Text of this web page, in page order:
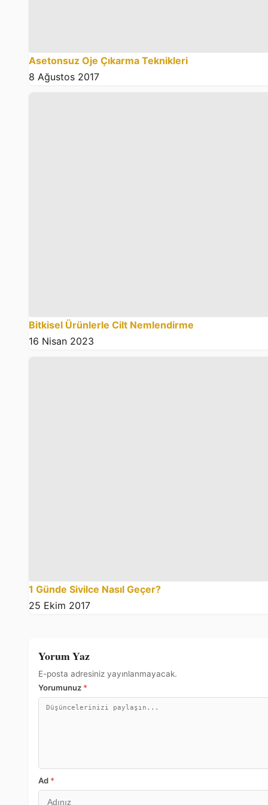
Asetonsuz Oje Çıkarma Teknikleri
8 Ağustos 2017
Bitkisel Ürünlerle Cilt Nemlendirme
16 Nisan 2023
1 Günde Sivilce Nasıl Geçer?
25 Ekim 2017
Yorum Yaz
E-posta adresiniz yayınlanmayacak.
Yorumunuz *
Ad *